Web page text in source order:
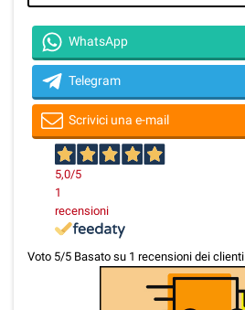
WhatsApp
Telegram
Scrivici una e-mail
5,0/5
1
recensioni
Voto 5/5 Basato su 1 recensioni dei clienti